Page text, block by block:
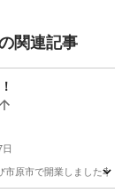
関連記事
日
原市で開業しました